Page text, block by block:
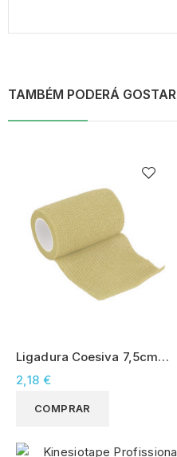
TAMBÉM PODERÁ GOSTAR
Ligadura Coesiva 7,5cm x
4,5m Bege
2,18 €
COMPRAR